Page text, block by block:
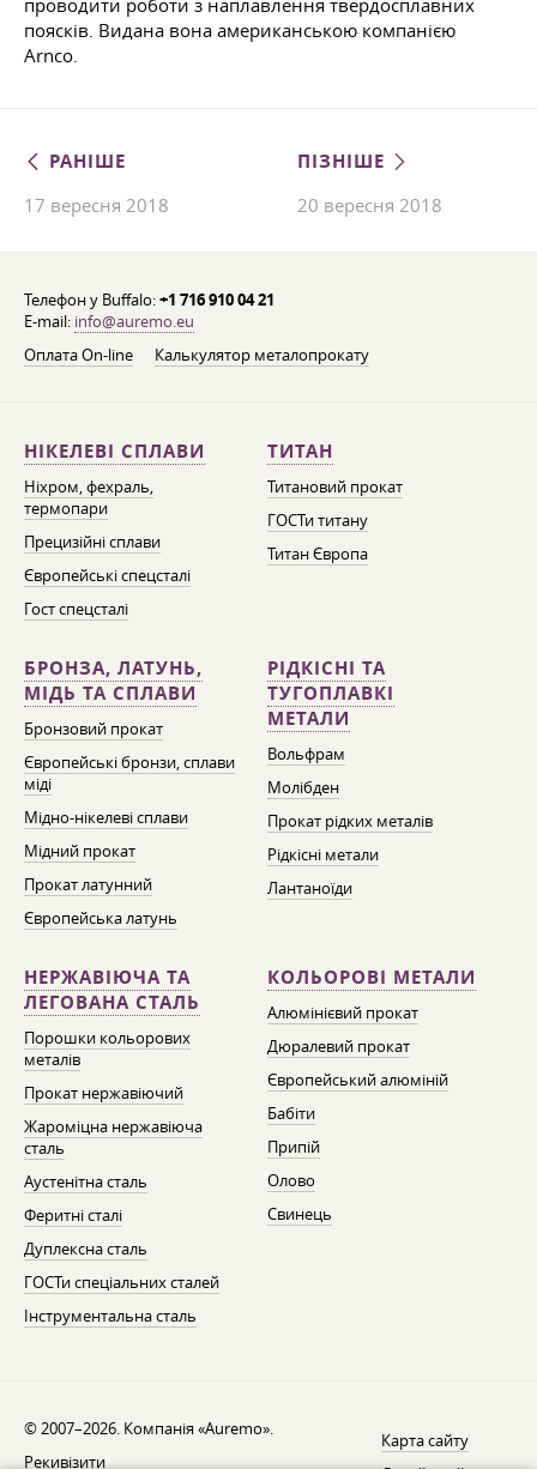
проводити роботи з наплавлення твердосплавних
поясків. Видана вона американською компанією
Arnco.
РАНІШЕ
17 вересня 2018
ПІЗНІШЕ
20 вересня 2018
Телефон у Buffalo:+1 716 910 04 21
E-mail: info@auremo.eu
Оплата On-line
Калькулятор металопрокату
НІКЕЛЕВІ СПЛАВИ
Ніхром, фехраль,
термопари
Прецизійні сплави
Європейські спецсталі
Гост спецсталі
ТИТАН
Титановий прокат
ГОСТи титану
Титан Європа
БРОНЗА, ЛАТУНЬ,
МІДЬ ТА СПЛАВИ
Бронзовий прокат
Європейські бронзи, сплави
міді
Мідно-нікелеві сплави
Мідний прокат
Прокат латунний
Європейська латунь
РІДКІСНІ ТА
ТУГОПЛАВКІ
МЕТАЛИ
Вольфрам
Молібден
Прокат рідких металів
Рідкісні метали
Лантаноїди
НЕРЖАВІЮЧА ТА
ЛЕГОВАНА СТАЛЬ
Порошки кольорових
металів
Прокат нержавіючий
Жароміцна нержавіюча
сталь
Аустенітна сталь
Феритні сталі
Дуплексна сталь
ГОСТи спеціальних сталей
Інструментальна сталь
КОЛЬОРОВІ МЕТАЛИ
Алюмінієвий прокат
Дюралевий прокат
Європейський алюміній
Бабіти
Припій
Олово
Свинець
© 2007–2026. Компанія «Auremo».
Рекивізити
Карта сайту